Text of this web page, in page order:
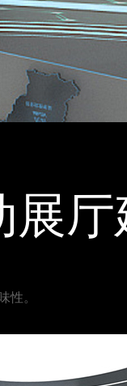
展厅
性。